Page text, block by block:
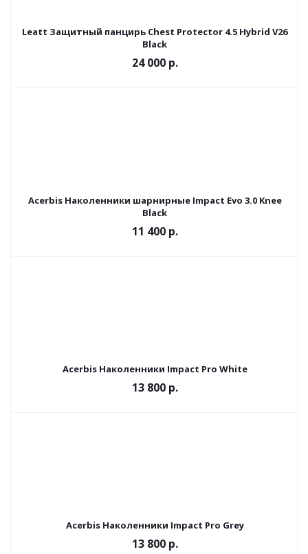
Leatt Защитный панцирь Chest Protector 4.5 Hybrid V26
Black
24 000 р.
Acerbis Наколенники шарнирные Impact Evo 3.0 Knee
Black
11 400 р.
Acerbis Наколенники Impact Pro White
13 800 р.
Acerbis Наколенники Impact Pro Grey
13 800 р.